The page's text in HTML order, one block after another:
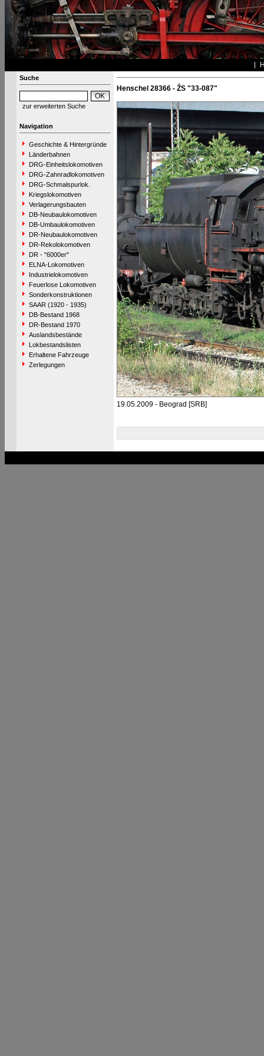
Suche
zur erweiterten Suche
Navigation
Geschichte & Hintergründe
Länderbahnen
DRG-Einheitslokomotiven
DRG-Zahnradlokomotiven
DRG-Schmalspurlok.
Kriegslokomotiven
Verlagerungsbauten
DB-Neubaulokomotiven
DB-Umbaulokomotiven
DR-Neubaulokomotiven
DR-Rekolokomotiven
DR - "6000er"
ELNA-Lokomotiven
Industrielokomotiven
Feuerlose Lokomotiven
Sonderkonstruktionen
SAAR (1920 - 1935)
DB-Bestand 1968
DR-Bestand 1970
Auslandsbestände
Lokbestandslisten
Erhaltene Fahrzeuge
Zerlegungen
Henschel 28366 - ŽS "33-087"
19.05.2009 - Beograd [SRB]